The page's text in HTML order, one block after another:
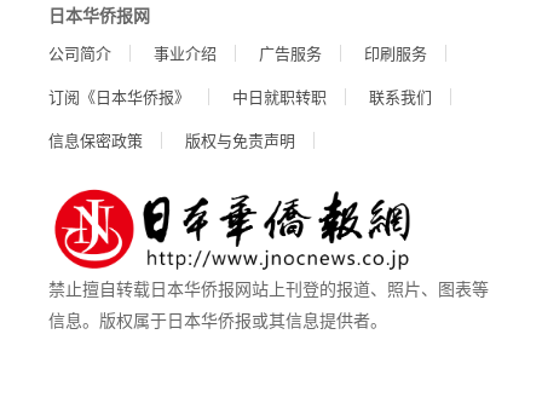
日本华侨报网
公司简介 事业介绍 广告服务
印刷服务
订阅《日本华侨报》
中日就职转职
联系我们
信息保密政策
版权与免责声明
禁止擅自转载日本华侨报网站上刊登的报道、照片、图表等
信息。版权属于日本华侨报或其信息提供者。